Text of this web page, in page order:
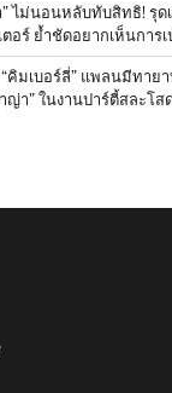
ไม่นอนหลับทับสิทธิ! รุด
อร์ ย้ำชัดอยากเห็นการ
คิมเบอร์ลี่” แพลนมีทาย
ญ่า” ในงานปาร์ตี้สละโส